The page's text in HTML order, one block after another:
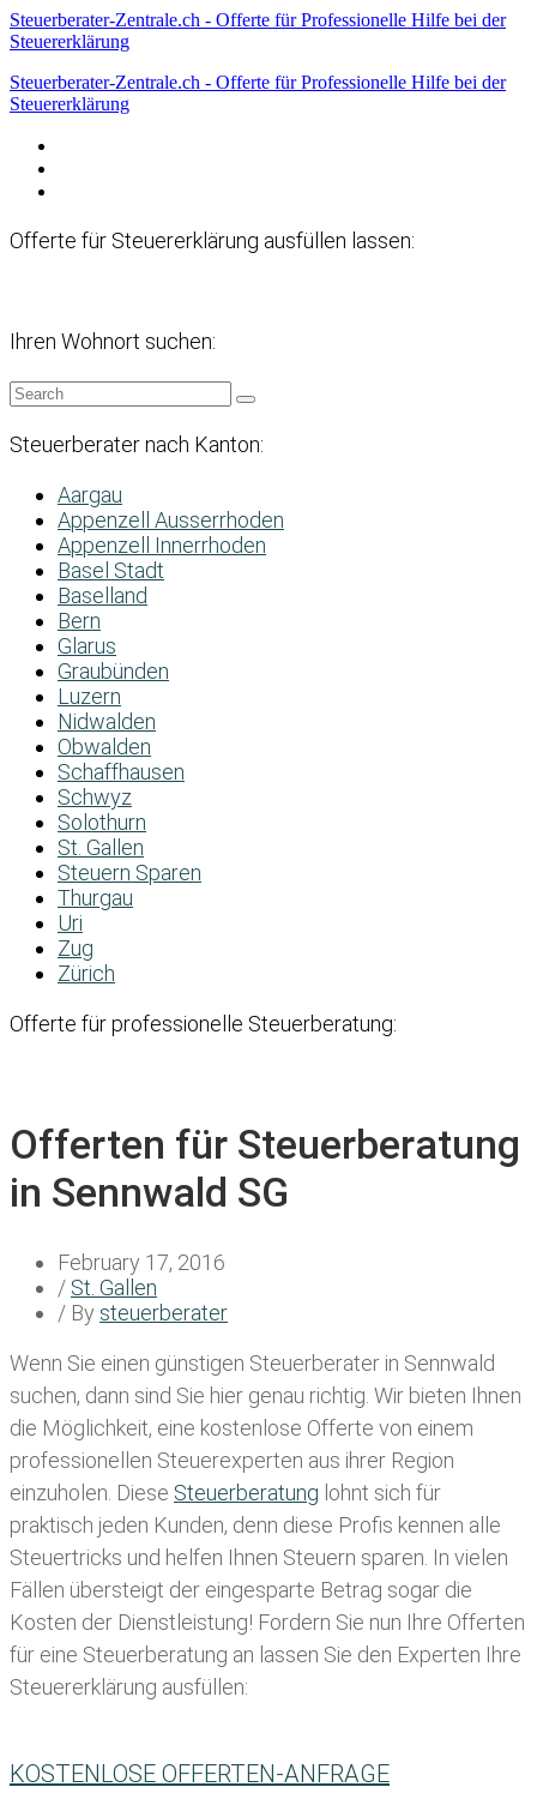
Steuerberater-Zentrale.ch - Offerte für Professionelle Hilfe bei der
Steuererklärung
Steuerberater-Zentrale.ch - Offerte für Professionelle Hilfe bei der
Steuererklärung
Offerte für Steuererklärung ausfüllen lassen:
Ihren Wohnort suchen:
Steuerberater nach Kanton:
Aargau
Appenzell Ausserrhoden
Appenzell Innerrhoden
Basel Stadt
Baselland
Bern
Glarus
Graubünden
Luzern
Nidwalden
Obwalden
Schaffhausen
Schwyz
Solothurn
St. Gallen
Steuern Sparen
Thurgau
Uri
Zug
Zürich
Offerte für professionelle Steuerberatung:
Offerten für Steuerberatung
in Sennwald SG
February 17, 2016
/ St. Gallen
/ By steuerberater
Wenn Sie einen günstigen Steuerberater in Sennwald
suchen, dann sind Sie hier genau richtig. Wir bieten Ihnen
die Möglichkeit, eine kostenlose Offerte von einem
professionellen Steuerexperten aus ihrer Region
einzuholen. Diese Steuerberatung lohnt sich für
praktisch jeden Kunden, denn diese Profis kennen alle
Steuertricks und helfen Ihnen Steuern sparen. In vielen
Fällen übersteigt der eingesparte Betrag sogar die
Kosten der Dienstleistung! Fordern Sie nun Ihre Offerten
für eine Steuerberatung an lassen Sie den Experten Ihre
Steuererklärung ausfüllen:
KOSTENLOSE OFFERTEN-ANFRAGE